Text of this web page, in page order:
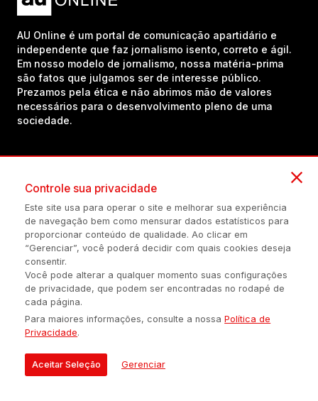
AU Online é um portal de comunicação apartidário e
independente que faz jornalismo isento, correto e ágil.
Em nosso modelo de jornalismo, nossa matéria-prima
são fatos que julgamos ser de interesse público.
Prezamos pela ética e não abrimos mão de valores
necessários para o desenvolvimento pleno de uma
sociedade.
(54) 98434-8385
Política de privacidade Configuração de Cookies Quem Somos
É proibida a reprodução do conteúdo desta página em qualquer
meio de comunicação, eletrônico ou impreso, sem autorização
escrita de Auonline Comunicação Eireli.
© 2026 AUONLINE COMUNICAÇÃO EIRELI - CNPJ: 17.375.200/0001-
21
Controle sua privacidade
Este site usa para operar o site e melhorar sua experiência
de navegação bem como mensurar dados estatísticos para
proporcionar conteúdo de qualidade. Ao clicar em
“Gerenciar”, você poderá decidir com quais cookies deseja
consentir.
Você pode alterar a qualquer momento suas configurações
de privacidade, que podem ser encontradas no rodapé de
cada página.
Para maiores informações, consulte a nossaPolítica de
Privacidade.
Aceitar Seleção Gerenciar